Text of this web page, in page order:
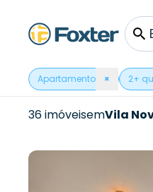
Apartamento × 2+
36 imóveisemVila